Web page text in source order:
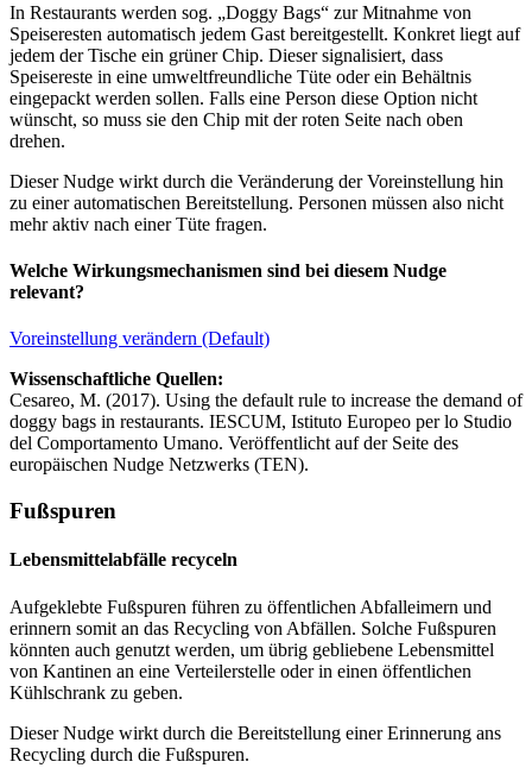
In Restaurants werden sog. „Doggy Bags“ zur Mitnahme von
Speiseresten automatisch jedem Gast bereitgestellt. Konkret liegt auf
jedem der Tische ein grüner Chip. Dieser signalisiert, dass
Speisereste in eine umweltfreundliche Tüte oder ein Behältnis
eingepackt werden sollen. Falls eine Person diese Option nicht
wünscht, so muss sie den Chip mit der roten Seite nach oben
drehen.
Dieser Nudge wirkt durch die Veränderung der Voreinstellung hin
zu einer automatischen Bereitstellung. Personen müssen also nicht
mehr aktiv nach einer Tüte fragen.
Welche Wirkungsmechanismen sind bei diesem Nudge
relevant?
Voreinstellung verändern (Default)
Wissenschaftliche Quellen:
Cesareo, M. (2017). Using the default rule to increase the demand of
doggy bags in restaurants. IESCUM, Istituto Europeo per lo Studio
del Comportamento Umano. Veröffentlicht auf der Seite des
europäischen Nudge Netzwerks (TEN).
Fußspuren
Lebensmittelabfälle recyceln
Aufgeklebte Fußspuren führen zu öffentlichen Abfalleimern und
erinnern somit an das Recycling von Abfällen. Solche Fußspuren
könnten auch genutzt werden, um übrig gebliebene Lebensmittel
von Kantinen an eine Verteilerstelle oder in einen öffentlichen
Kühlschrank zu geben.
Dieser Nudge wirkt durch die Bereitstellung einer Erinnerung ans
Recycling durch die Fußspuren.